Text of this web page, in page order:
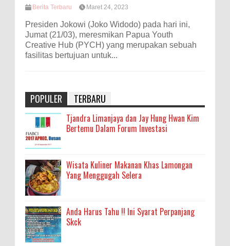
Berita Terbaru Maret 24, 2023
Presiden Jokowi (Joko Widodo) pada hari ini,
Jumat (21/03), meresmikan Papua Youth
Creative Hub (PYCH) yang merupakan sebuah
fasilitas bertujuan untuk...
POPULER TERBARU
Tjandra Limanjaya dan Jay Hung Hwan Kim
Bertemu Dalam Forum Investasi
Wisata Kuliner Makanan Khas Lamongan
Yang Menggugah Selera
Anda Harus Tahu !! Ini Syarat Perpanjang
Skck